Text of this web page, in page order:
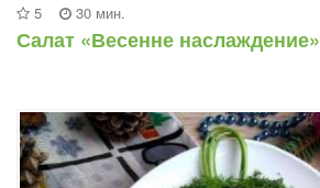
5 30 мин.
Салат «Весенне наслаждение»